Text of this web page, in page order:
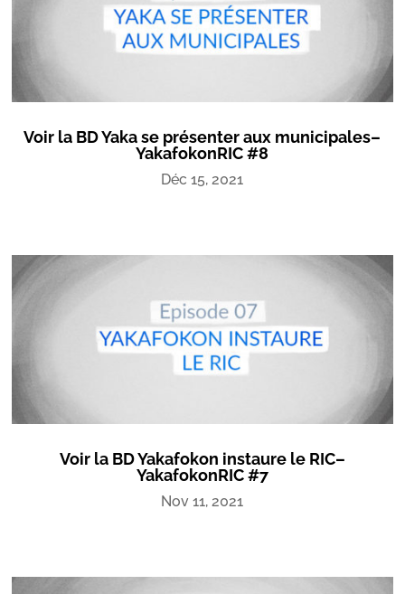
Voir la BD Yaka se présenter aux municipales–
YakafokonRIC #8
Déc 15, 2021
Voir la BD Yakafokon instaure le RIC–
YakafokonRIC #7
Nov 11, 2021